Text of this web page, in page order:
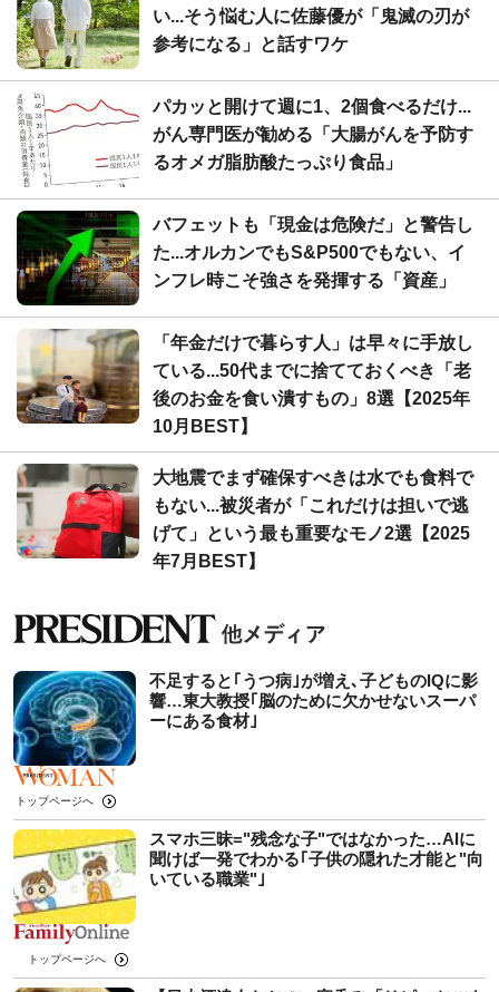
い...そう悩む人に佐藤優が「鬼滅の刃が
参考になる」と話すワケ
パカッと開けて週に1、2個食べるだけ...
がん専門医が勧める「大腸がんを予防す
るオメガ脂肪酸たっぷり食品」
バフェットも「現金は危険だ」と警告し
た...オルカンでもS&P500でもない、イ
ンフレ時こそ強さを発揮する「資産」
「年金だけで暮らす人」は早々に手放し
ている...50代までに捨てておくべき「老
後のお金を食い潰すもの」8選【2025年
10月BEST】
大地震でまず確保すべきは水でも食料で
もない...被災者が「これだけは担いで逃
げて」という最も重要なモノ2選【2025
年7月BEST】
不足すると｢うつ病｣が増え､子どものIQに影
響…東大教授｢脳のために欠かせないスーパ
ーにある食材｣
トップページへ
スマホ三昧="残念な子"ではなかった…AIに
聞けば一発でわかる｢子供の隠れた才能と"向
いている職業"｣
トップページへ